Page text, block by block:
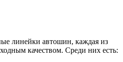
линейки автошин, каждая из
качеством. Среди них есть: